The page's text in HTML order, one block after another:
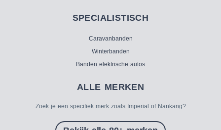
SPECIALISTISCH
Caravanbanden
Winterbanden
Banden elektrische autos
ALLE MERKEN
Zoek je een specifiek merk zoals Imperial of Nankang?